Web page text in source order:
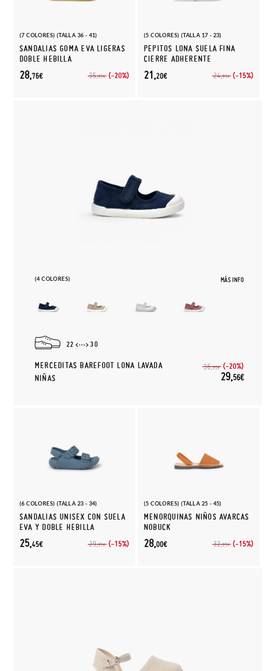
(7 COLORES) (TALLA 36 - 41)
SANDALIAS GOMA EVA LIGERAS
DOBLE HEBILLA
35,95€ (-20%)
28,76€
(5 COLORES) (TALLA 17 - 23)
PEPITOS LONA SUELA FINA
CIERRE ADHERENTE
24,95€ (-15%)
21,20€
(4 COLORES) MÁS INFO
22 30
MERCEDITAS BAREFOOT LONA LAVADA
NIÑAS
36,95€ (-20%)
29,56€
(6 COLORES) (TALLA 23 - 34)
SANDALIAS UNISEX CON SUELA
EVA Y DOBLE HEBILLA
29,95€ (-15%)
25,45€
(5 COLORES) (TALLA 25 - 45)
MENORQUINAS NIÑOS AVARCAS
NOBUCK
32,95€ (-15%)
28,00€